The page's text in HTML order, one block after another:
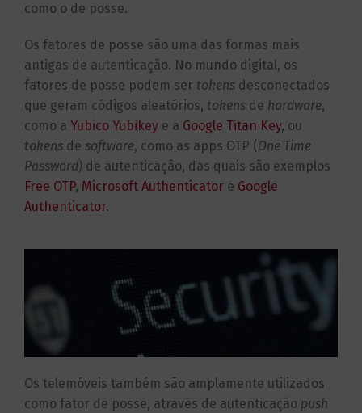
como o de posse.
Os fatores de posse são uma das formas mais
antigas de autenticação. No mundo digital, os
fatores de posse podem ser tokens desconectados
que geram códigos aleatórios, tokens de hardware,
como a Yubico Yubikey e a Google Titan Key, ou
tokens de software, como as apps OTP (One Time
Password) de autenticação, das quais são exemplos
Free OTP, Microsoft Authenticator e Google
Authenticator.
Os telemóveis também são amplamente utilizados
como fator de posse, através de autenticação push